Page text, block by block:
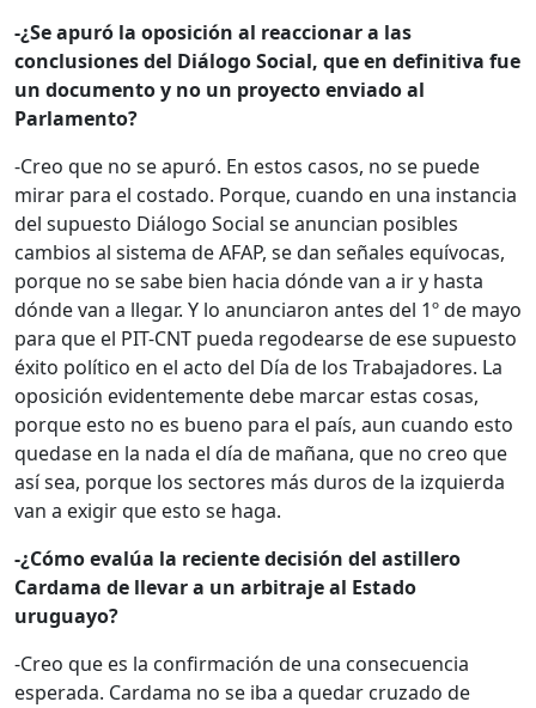
-¿Se apuró la oposición al reaccionar a las
conclusiones del Diálogo Social, que en definitiva fue
un documento y no un proyecto enviado al
Parlamento?
-Creo que no se apuró. En estos casos, no se puede
mirar para el costado. Porque, cuando en una instancia
del supuesto Diálogo Social se anuncian posibles
cambios al sistema de AFAP, se dan señales equívocas,
porque no se sabe bien hacia dónde van a ir y hasta
dónde van a llegar. Y lo anunciaron antes del 1º de mayo
para que el PIT-CNT pueda regodearse de ese supuesto
éxito político en el acto del Día de los Trabajadores. La
oposición evidentemente debe marcar estas cosas,
porque esto no es bueno para el país, aun cuando esto
quedase en la nada el día de mañana, que no creo que
así sea, porque los sectores más duros de la izquierda
van a exigir que esto se haga.
-¿Cómo evalúa la reciente decisión del astillero
Cardama de llevar a un arbitraje al Estado
uruguayo?
-Creo que es la confirmación de una consecuencia
esperada. Cardama no se iba a quedar cruzado de